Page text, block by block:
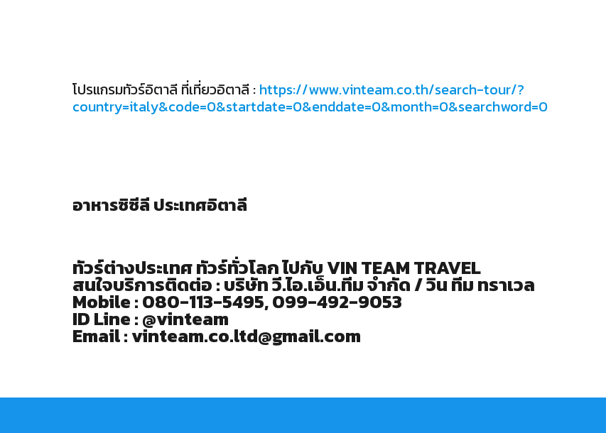
โปรแกรมทัวร์อิตาลี ที่เที่ยวอิตาลี : https://www.vinteam.co.th/search-tour/?
country=italy&code=0&startdate=0&enddate=0&month=0&searchword=0
อาหารซิซีลี ประเทศอิตาลี
ทัวร์ต่างประเทศ ทัวร์ทั่วโลก ไปกับ VIN TEAM TRAVEL
สนใจบริการติดต่อ : บริษัท วี.ไอ.เอ็น.ทีม จำกัด / วิน ทีม ทราเวล
Mobile : 080-113-5495, 099-492-9053
ID Line : @vinteam
Email : vinteam.co.ltd@gmail.com